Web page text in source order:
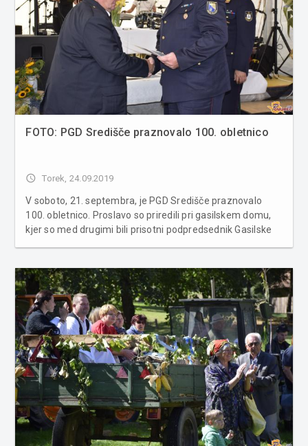
FOTO: PGD Središče praznovalo 100. obletnico
access_time Torek, 24.09.2019
V soboto, 21. septembra, je PGD Središče praznovalo
100. obletnico. Proslavo so priredili pri gasilskem domu,
kjer so med drugimi bili prisotni podpredsednik Gasilske
Moravske Toplice Duš...